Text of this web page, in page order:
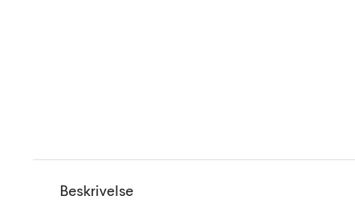
Beskrivelse